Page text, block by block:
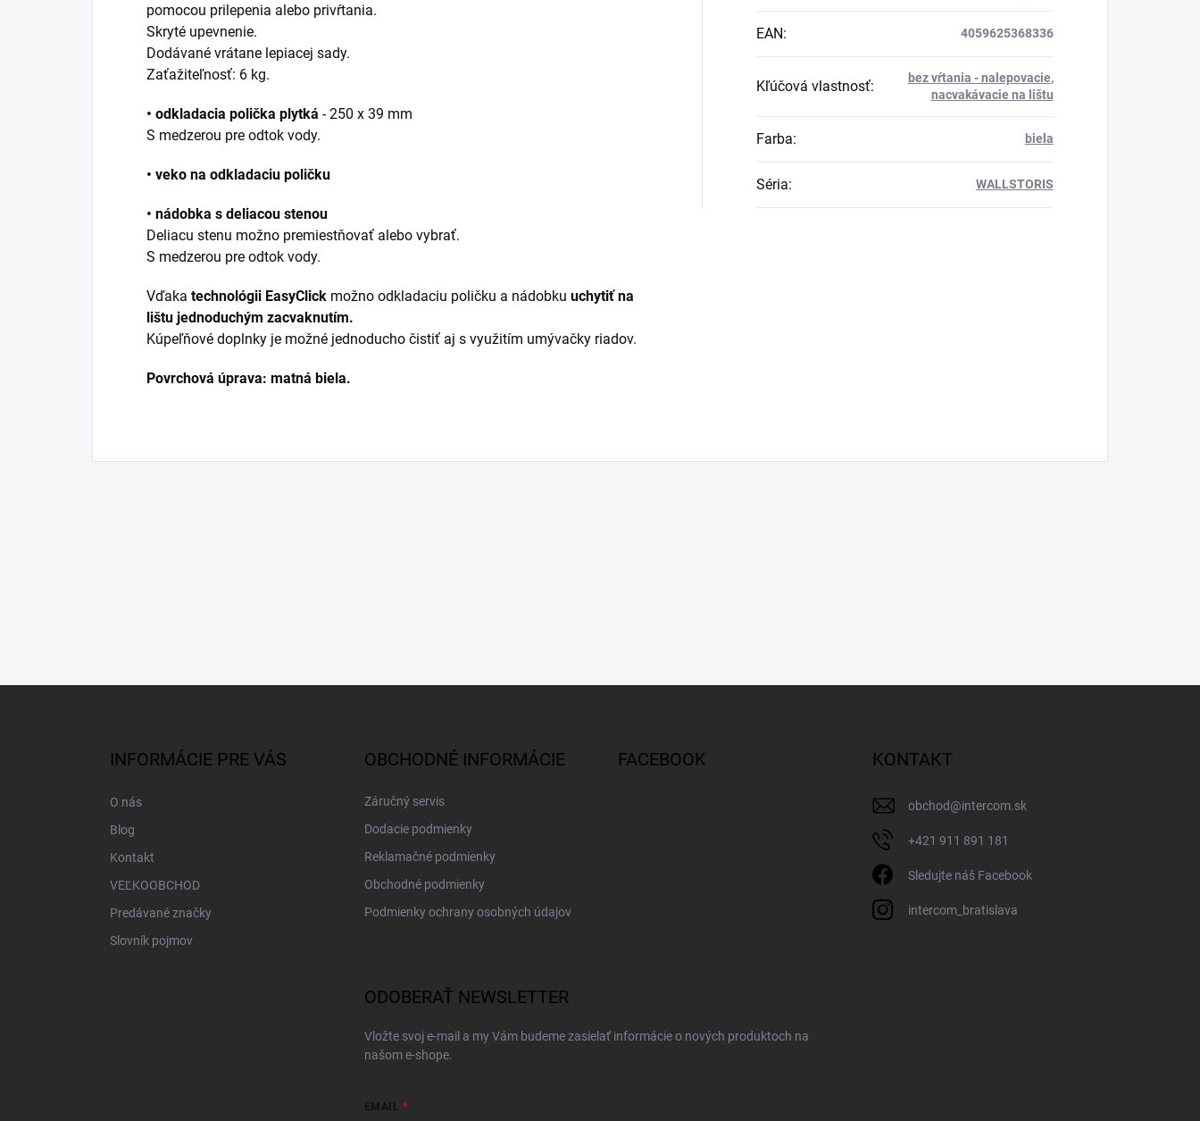
pomocou prilepenia alebo privŕtania.
Skryté upevnenie.
Dodávané vrátane lepiacej sady.
Zaťažiteľnosť: 6 kg.
• odkladacia polička plytká - 250 x 39 mm
S medzerou pre odtok vody.
• veko na odkladaciu poličku
• nádobka s deliacou stenou
Deliacu stenu možno premiestňovať alebo vybrať.
S medzerou pre odtok vody.
Vďaka technológii EasyClick možno odkladaciu poličku a nádobku uchytiť na
lištu jednoduchým zacvaknutím.
Kúpeľňové doplnky je možné jednoducho čistiť aj s využitím umývačky riadov.
Povrchová úprava: matná biela.
EAN: 4059625368336
Kľúčová vlastnosť: bez vŕtania - nalepovacie,
nacvakávacie na lištu
Farba: biela
Séria: WALLSTORIS
INFORMÁCIE PRE VÁS
O nás
Blog
Kontakt
VEĽKOOBCHOD
Predávané značky
Slovník pojmov
OBCHODNÉ INFORMÁCIE
Záručný servis
Dodacie podmienky
Reklamačné podmienky
Obchodné podmienky
Podmienky ochrany osobných údajov
FACEBOOK KONTAKT
obchod@intercom.sk
+421 911 891 181
Sledujte náš Facebook
intercom_bratislava
ODOBERAŤ NEWSLETTER
Vložte svoj e-mail a my Vám budeme zasielať informácie o nových produktoch na
našom e-shope.
EMAIL